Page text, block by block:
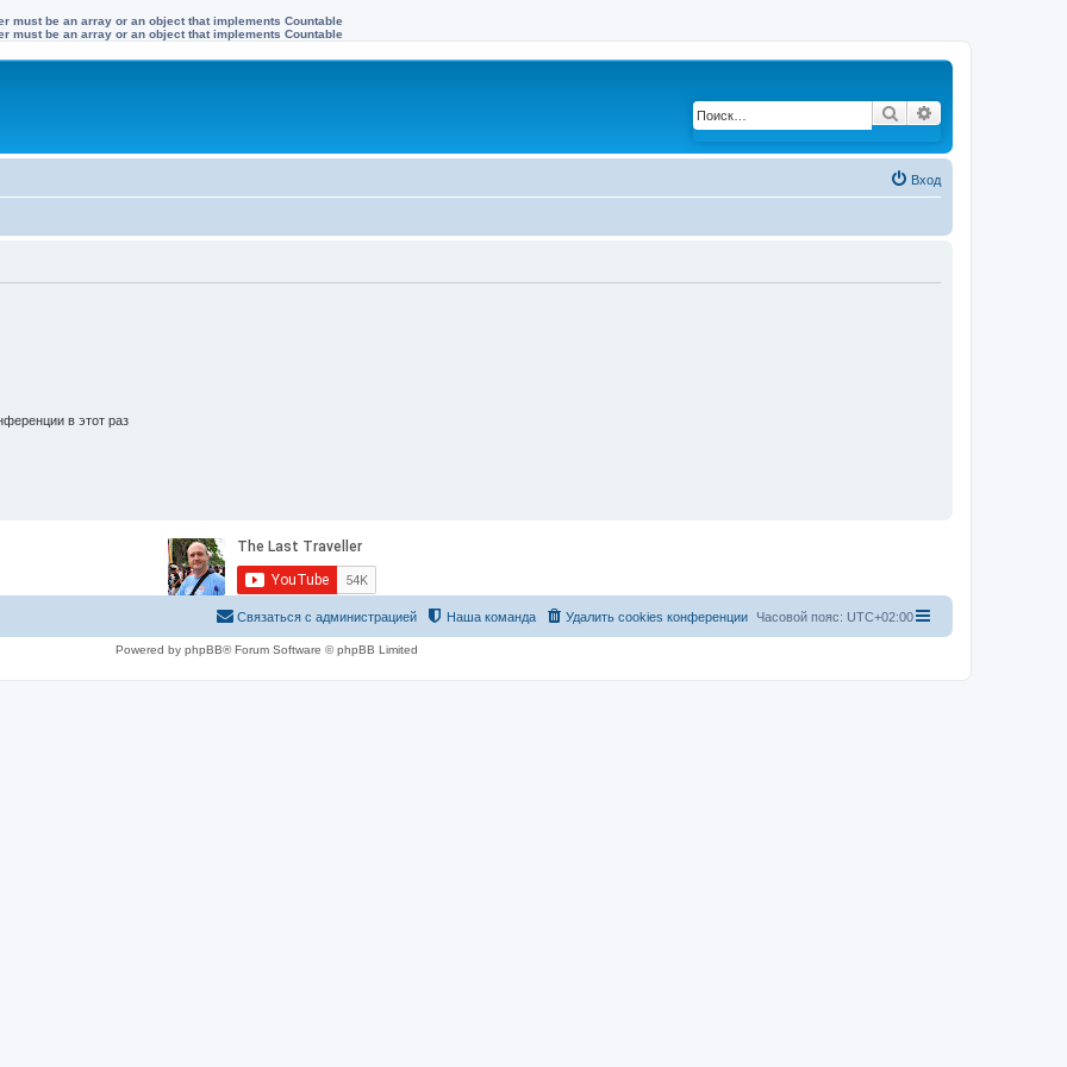
must be an array or an object that implements Countable
must be an array or an object that implements Countable
Поиск
Вход
в этот раз
Часовой пояс: UTC+02:00
Удалить cookies конференции
Наша команда
Связаться с администрацией
Powered by phpBB® Forum Software © phpBB Limited